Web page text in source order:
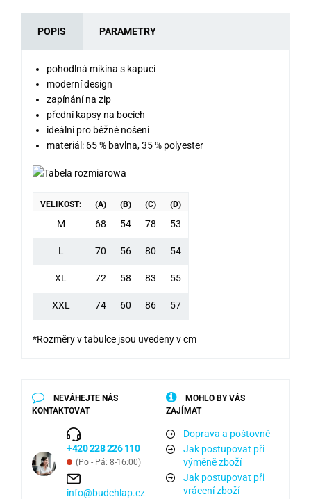
POPIS PARAMETRY
pohodlná mikina s kapucí
moderní design
zapínání na zip
přední kapsy na bocích
ideální pro běžné nošení
materiál: 65 % bavlna, 35 % polyester
VELIKOST: (A) (B) (C) (D)
M 68 54 78 53
L 70 56 80 54
XL 72 58 83 55
XXL 74 60 86 57
*Rozměry v tabulce jsou uvedeny v cm
NEVÁHEJTE NÁS
KONTAKTOVAT
+420 228 226 110
(Po - Pá: 8-16:00)
info@budchlap.cz
MOHLO BY VÁS
ZAJÍMAT
Doprava a poštovné
Jak postupovat při
výměně zboží
Jak postupovat při
vrácení zboží